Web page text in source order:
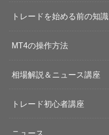
トレードを始める前の知識
MT4の操作方法
相場解説＆ニュース講座
トレード初心者講座
ニュース